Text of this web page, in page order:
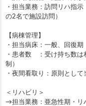
・担当業務：訪問リハ指
の2名で施設訪問）
【病棟管理】
・担当病床：一般、回復期
・患者数 ：受け持ち数は
制）
・夜間看取り：原則とし
＜リハビリ＞
→担当業務：亜急性期・リ